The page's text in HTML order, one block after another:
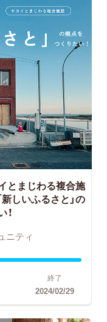
とまじわる複合施
しいふるさと」の
ニティ
終了
2024/02/29